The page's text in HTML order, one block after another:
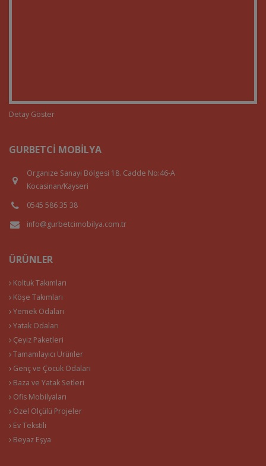
Detay Göster
GURBETCI MOBILYA
Organize Sanayi Bölgesi 18. Cadde No:46-A
Kocasinan/Kayseri
0545 586 35 38
info@gurbetcimobilya.com.tr
ÜRÜNLER
Koltuk Takımları
Köşe Takımları
Yemek Odaları
Yatak Odaları
Çeyiz Paketleri
Tamamlayıcı Ürünler
Genç ve Çocuk Odaları
Baza ve Yatak Setleri
Ofis Mobilyaları
Özel Ölçülü Projeler
Ev Tekstili
Beyaz Eşya